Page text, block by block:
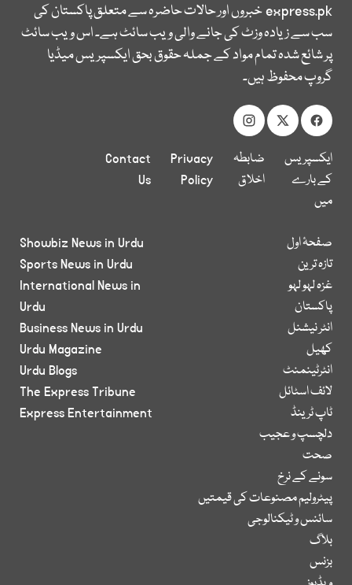
express.pkخبروں اور حالات حاضرہ سے متعلق پاکستان کی
سب سے زیادہ وزٹ کی جانے والی ویب سائٹ ہے۔ اس ویب سائٹ
پر شائع شدہ تمام مواد کے جملہ حقوق بحق ایکسپریس میڈیا
گروپ محفوظ ہیں۔
ایکسپریس
کے بارے
میں
ضابطہ
اخلاق
Privacy
Policy
Contact
Us
صفحۂ اول
تازہ ترین
غزہ لہو لہو
پاکستان
انٹر نیشنل
کھیل
انٹرٹینمنٹ
لائف اسٹائل
ٹاپ ٹرینڈ
دلچسپ و عجیب
صحت
سونے کے نرخ
پیٹرولیم مصنوعات کی قیمتیں
سائنس و ٹیکنالوجی
بلاگ
بزنس
Showbiz News in Urdu
Sports News in Urdu
International News in
Urdu
Business News in Urdu
Urdu Magazine
Urdu Blogs
The Express Tribune
Express Entertainment